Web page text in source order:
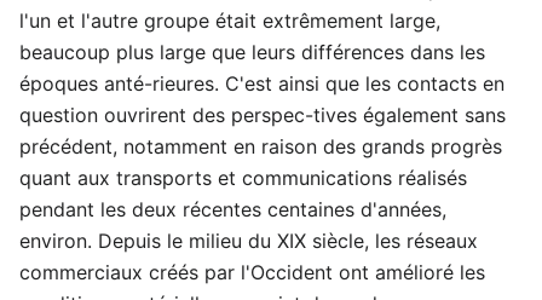
l'un et l'autre groupe était extrêmement large,
beaucoup plus large que leurs différences dans les
époques anté-rieures. C'est ainsi que les contacts en
question ouvrirent des perspec-tives également sans
précédent, notamment en raison des grands progrès
quant aux transports et communications réalisés
pendant les deux récentes centaines d'années,
environ. Depuis le milieu du XIX siècle, les réseaux
commerciaux créés par l'Occident ont amélioré les